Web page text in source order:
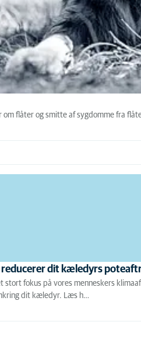
om flåter og smitte af sygdomme fra
reducerer dit kæledyrs
stort fokus på vores menneskers
dit kæledyr. Læs h…